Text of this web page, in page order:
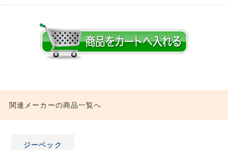
関連メーカーの商品一覧へ
ジーベック